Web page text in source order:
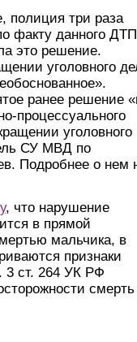
полиция три раза
факту данного
это решение.
уголовного
ранее решение
процессуального
уголовного
СУ МВД по
Подробнее о нем
, что нарушение
в прямой
мальчика, в
признаки
3 ст. 264 УК РФ
смерть